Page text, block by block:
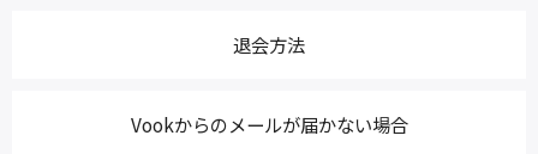
退会方法
Vookからのメールが届かない場合